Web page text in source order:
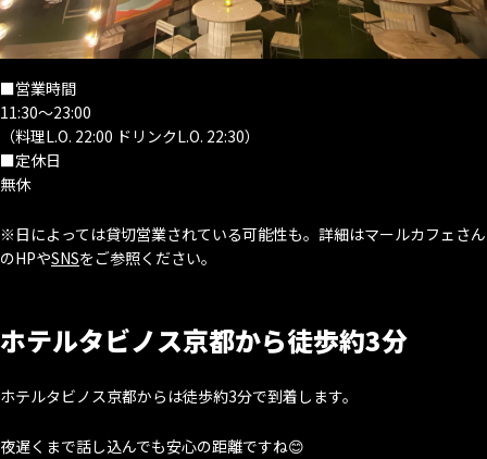
■営業時間
11:30～23:00
（料理L.O. 22:00 ドリンクL.O. 22:30）
■定休日
無休
※日によっては貸切営業されている可能性も。詳細はマールカフェさん
のHPやSNSをご参照ください。
ホテルタビノス京都から徒歩約3分
ホテルタビノス京都からは徒歩約3分で到着します。
夜遅くまで話し込んでも安心の距離ですね😊